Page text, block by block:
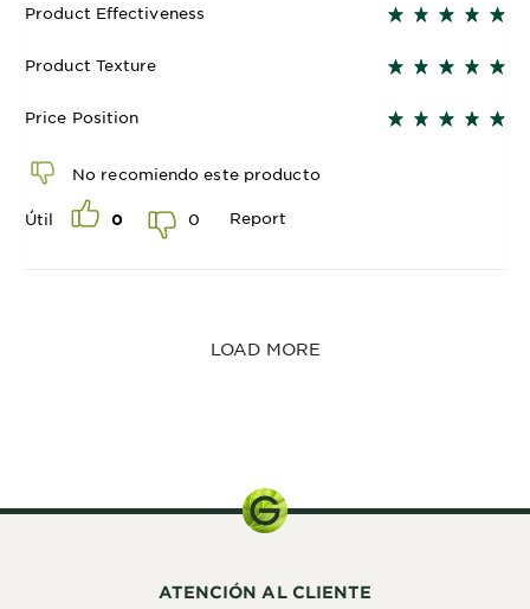
Product Effectiveness
Product Texture
Price Position
No recomiendo este producto
Útil 0 0 Report
LOAD MORE
ATENCIÓN AL CLIENTE